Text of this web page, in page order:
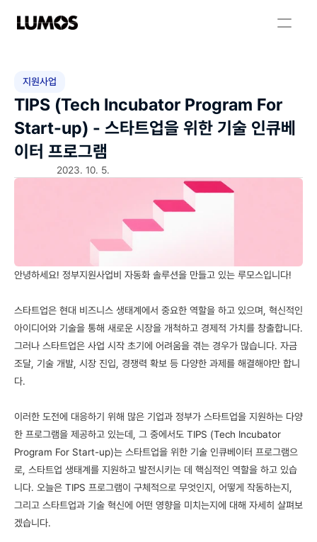
지원사업
TIPS (Tech Incubator Program For
Start-up) - 스타트업을 위한 기술 인큐베
이터 프로그램
2023. 10. 5.
안녕하세요! 정부지원사업비 자동화 솔루션을 만들고 있는 루모스입니다!
스타트업은 현대 비즈니스 생태계에서 중요한 역할을 하고 있으며, 혁신적인
아이디어와 기술을 통해 새로운 시장을 개척하고 경제적 가치를 창출합니다.
그러나 스타트업은 사업 시작 초기에 어려움을 겪는 경우가 많습니다. 자금
조달, 기술 개발, 시장 진입, 경쟁력 확보 등 다양한 과제를 해결해야만 합니
다.
이러한 도전에 대응하기 위해 많은 기업과 정부가 스타트업을 지원하는 다양
한 프로그램을 제공하고 있는데, 그 중에서도 TIPS (Tech Incubator
Program For Start-up)는 스타트업을 위한 기술 인큐베이터 프로그램으
로, 스타트업 생태계를 지원하고 발전시키는 데 핵심적인 역할을 하고 있습
니다. 오늘은 TIPS 프로그램이 구체적으로 무엇인지, 어떻게 작동하는지,
그리고 스타트업과 기술 혁신에 어떤 영향을 미치는지에 대해 자세히 살펴보
겠습니다.